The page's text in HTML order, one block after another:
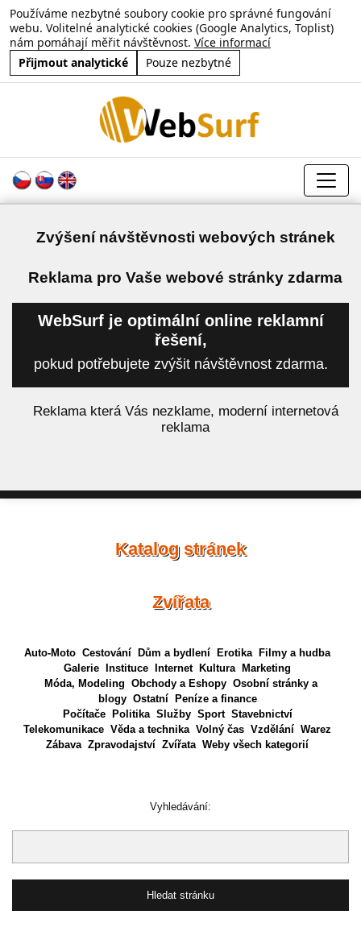
Používáme nezbytné soubory cookie pro správné fungování
webu. Volitelné analytické cookies (Google Analytics, Toplist)
nám pomáhají měřit návštěvnost. Více informací
Přijmout analytické
Pouze nezbytné
Zvýšení návštěvnosti webových stránek
Reklama pro Vaše webové stránky zdarma
WebSurf je optimální online reklamní
řešení,
pokud potřebujete zvýšit návštěvnost zdarma.
Reklama která Vás nezklame, moderní internetová
reklama
Katalog stránek
Zvířata
Auto-Moto Cestování Dům a bydlení Erotika
Filmy a hudba
Galerie
Instituce Internet Kultura
Marketing
Móda, Modeling Obchody a Eshopy Osobní stránky a
blogy Ostatní
Peníze a finance
Počítače
Politika Služby Sport Stavebnictví
Telekomunikace Věda a technika Volný čas Vzdělání Warez
Zábava Zpravodajství Zvířata Weby všech kategorií
Vyhledávání: